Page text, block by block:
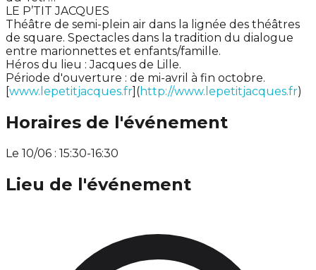
LE P’TIT JACQUES
Théâtre de semi-plein air dans la lignée des théâtres
de square. Spectacles dans la tradition du dialogue
entre marionnettes et enfants/famille.
Héros du lieu : Jacques de Lille.
Période d'ouverture : de mi-avril à fin octobre.
[www.lepetitjacques.fr](http://www.lepetitjacques.fr)
Horaires de l'événement
Le 10/06 : 15:30-16:30
Lieu de l'événement